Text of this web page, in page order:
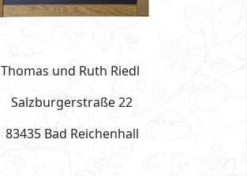
Thomas und Ruth Riedl
Salzburgerstraße 22
83435 Bad Reichenhall